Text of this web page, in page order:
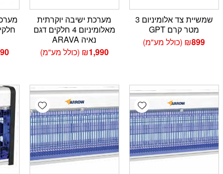
שמשיית צד אלומיניום 3
מטר קרם GPT
₪899 (כולל מע"מ)
מערכת ישיבה יוקרתית
מאלומיניום 4 חלקים דגם
נאיה ARAVA
₪1,990 (כולל מע"מ)
Add wishlist
Add wishlist